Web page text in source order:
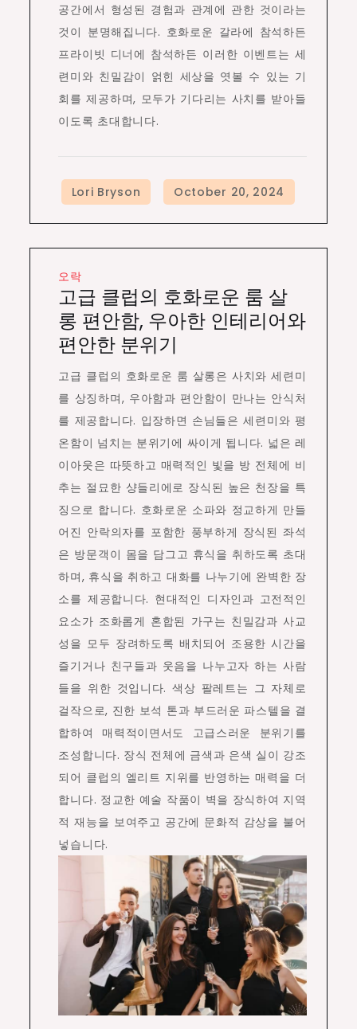
공간에서 형성된 경험과 관계에 관한 것이라는
것이 분명해집니다. 호화로운 갈라에 참석하든
프라이빗 디너에 참석하든 이러한 이벤트는 세
련미와 친밀감이 얽힌 세상을 엿볼 수 있는 기
회를 제공하며, 모두가 기다리는 사치를 받아들
이도록 초대합니다.
오락
고급 클럽의 호화로운 룸 살
롱 편안함, 우아한 인테리어와
편안한 분위기
고급 클럽의 호화로운 룸 살롱은 사치와 세련미
를 상징하며, 우아함과 편안함이 만나는 안식처
를 제공합니다. 입장하면 손님들은 세련미와 평
온함이 넘치는 분위기에 싸이게 됩니다. 넓은 레
이아웃은 따뜻하고 매력적인 빛을 방 전체에 비
추는 절묘한 샹들리에로 장식된 높은 천장을 특
징으로 합니다. 호화로운 소파와 정교하게 만들
어진 안락의자를 포함한 풍부하게 장식된 좌석
은 방문객이 몸을 담그고 휴식을 취하도록 초대
하며, 휴식을 취하고 대화를 나누기에 완벽한 장
소를 제공합니다. 현대적인 디자인과 고전적인
요소가 조화롭게 혼합된 가구는 친밀감과 사교
성을 모두 장려하도록 배치되어 조용한 시간을
즐기거나 친구들과 웃음을 나누고자 하는 사람
들을 위한 것입니다. 색상 팔레트는 그 자체로
걸작으로, 진한 보석 톤과 부드러운 파스텔을 결
합하여 매력적이면서도 고급스러운 분위기를
조성합니다. 장식 전체에 금색과 은색 실이 강조
되어 클럽의 엘리트 지위를 반영하는 매력을 더
합니다. 정교한 예술 작품이 벽을 장식하여 지역
적 재능을 보여주고 공간에 문화적 감상을 불어
넣습니다.